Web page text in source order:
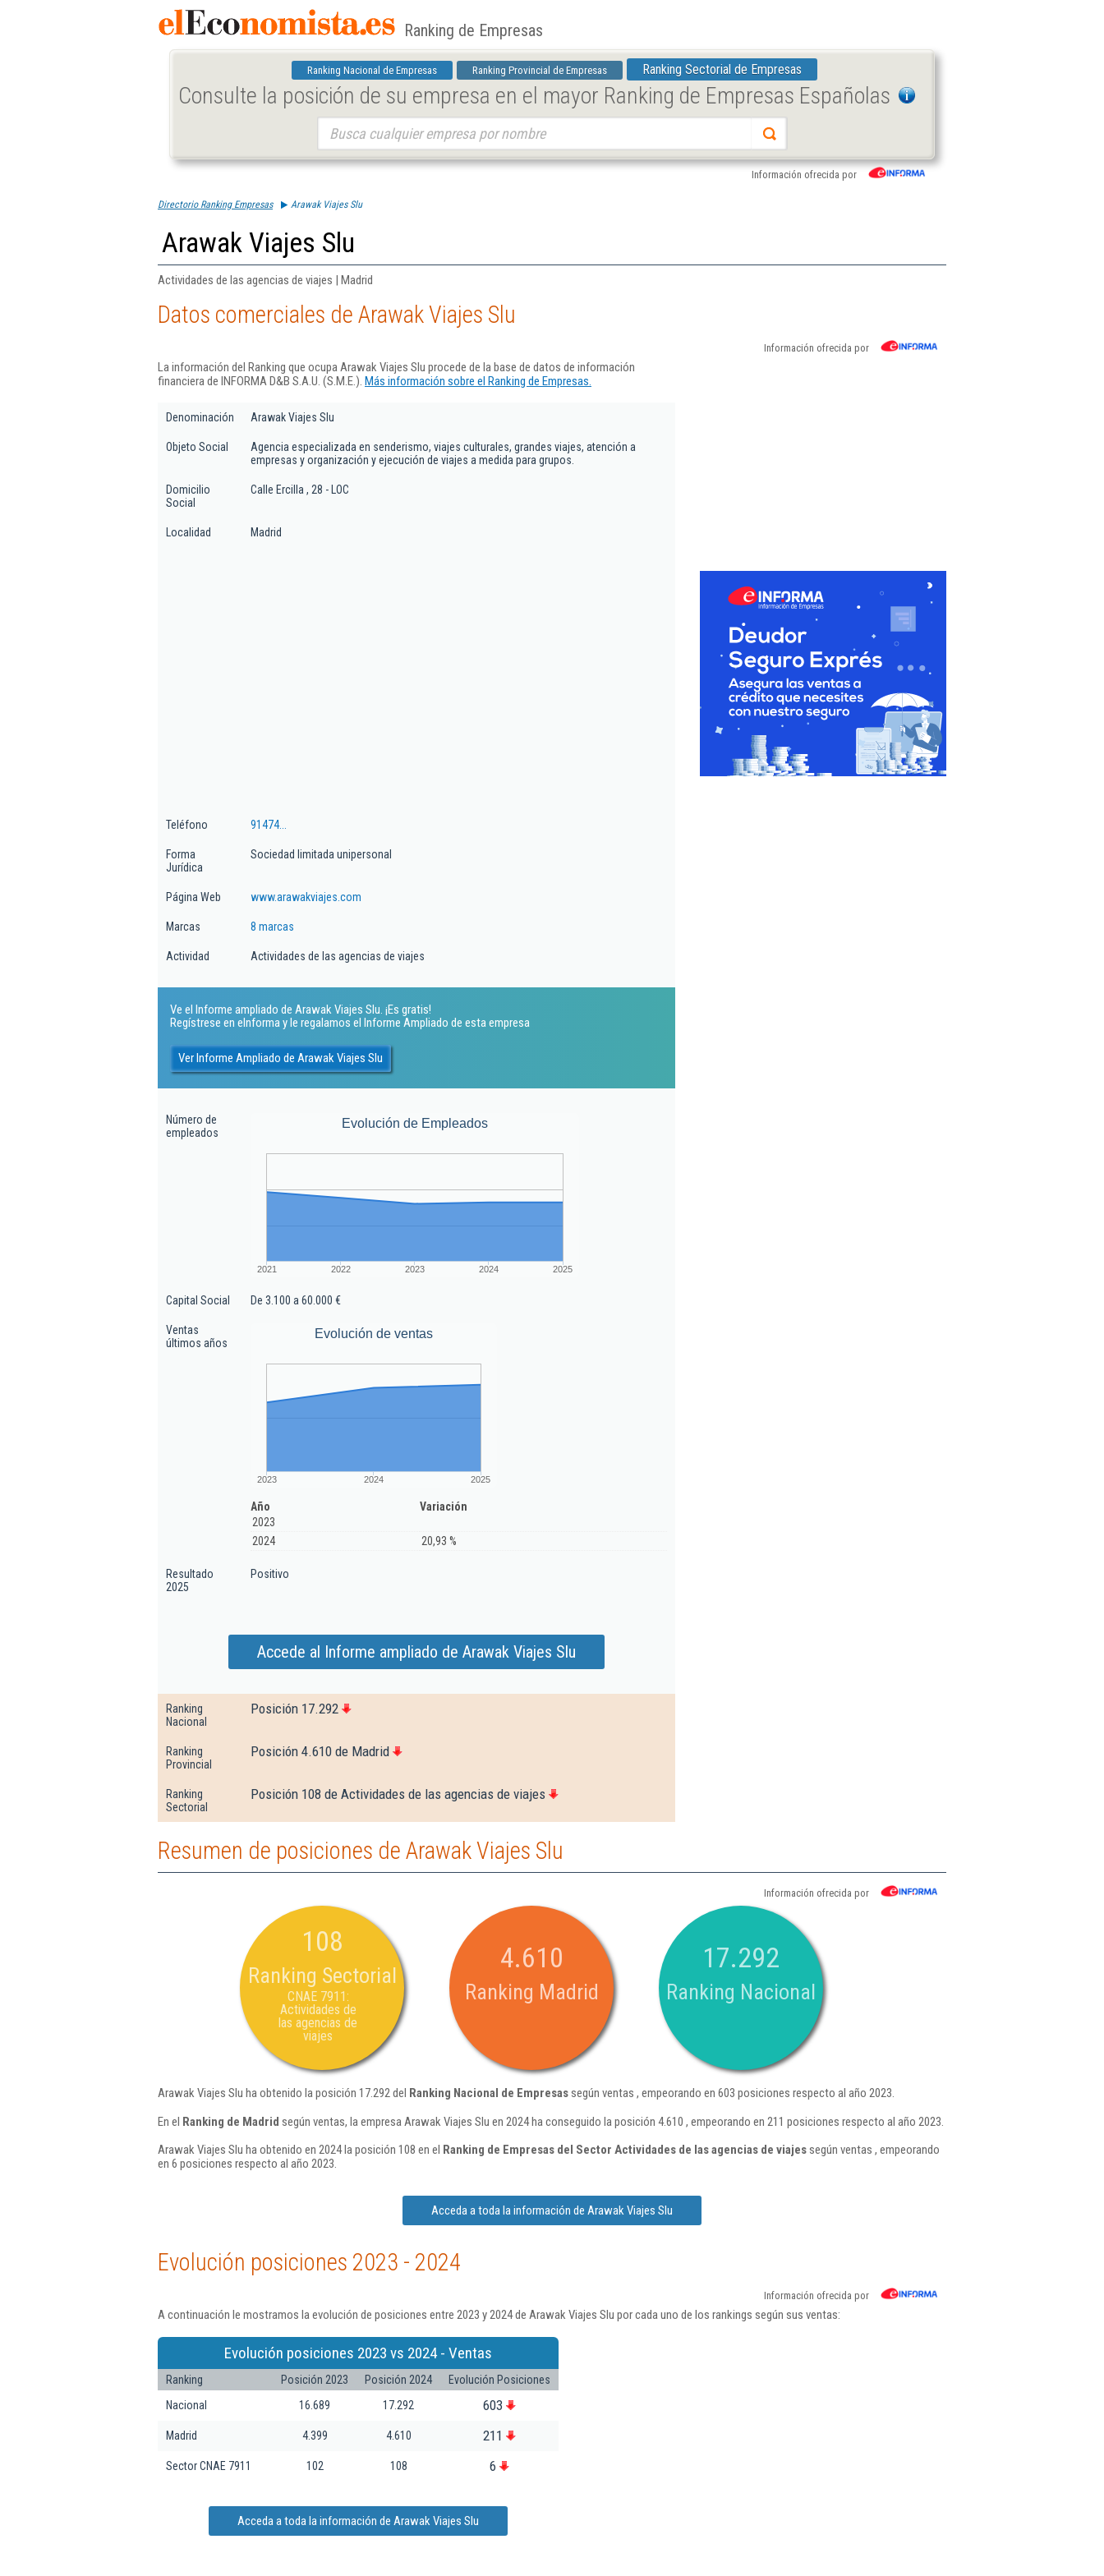
Ranking de Empresas
Ranking Nacional de Empresas Ranking Provincial de Empresas Ranking Sectorial de Empresas
Consulte la posición de su empresa en el mayor Ranking de Empresas Españolas
Información ofrecida por
Directorio Ranking Empresas Arawak Viajes Slu
Arawak Viajes Slu
Actividades de las agencias de viajes | Madrid
Datos comerciales de Arawak Viajes Slu
Información ofrecida por
La información del Ranking que ocupa Arawak Viajes Slu procede de la base de datos de información
financiera de INFORMA D&B S.A.U. (S.M.E.). Más información sobre el Ranking de Empresas.
Denominación Arawak Viajes Slu
Objeto Social
Agencia especializada en senderismo, viajes culturales, grandes viajes, atención a
empresas y organización y ejecución de viajes a medida para grupos.
Domicilio
Social
Calle Ercilla , 28 - LOC
Localidad Madrid
Teléfono 91474...
Forma
Jurídica
Sociedad limitada unipersonal
Página Web www.arawakviajes.com
Marcas 8 marcas
Actividad Actividades de las agencias de viajes
Ve el Informe ampliado de Arawak Viajes Slu. ¡Es gratis!
Regístrese en eInforma y le regalamos el Informe Ampliado de esta empresa
Ver Informe Ampliado de Arawak Viajes Slu
Número de
empleados
Evolución de Empleados
2021 2022 2023 2024 2025
Capital Social De 3.100 a 60.000 €
Ventas
últimos años
Evolución de ventas
2023 2024 2025
Año
Variación
2023
2024
20,93 %
Resultado
2025
Positivo
Accede al Informe ampliado de Arawak Viajes Slu
Ranking
Nacional
Posición 17.292
Ranking
Provincial
Posición 4.610 de Madrid
Ranking
Sectorial
Posición 108 de Actividades de las agencias de viajes
Resumen de posiciones de Arawak Viajes Slu
Información ofrecida por
108
Ranking Sectorial
CNAE 7911:
Actividades de
las agencias de
viajes
4.610
Ranking Madrid
17.292
Ranking Nacional
Arawak Viajes Slu ha obtenido la posición 17.292 del Ranking Nacional de Empresassegún ventas , empeorando en 603 posiciones respecto al año 2023.
En el Ranking de Madrid según ventas, la empresa Arawak Viajes Slu en 2024 ha conseguido la posición 4.610 , empeorando en 211 posiciones respecto al año 2023.
Arawak Viajes Slu ha obtenido en 2024 la posición 108 en el Ranking de Empresas del Sector Actividades de las agencias de viajessegún ventas , empeorando
en 6 posiciones respecto al año 2023.
Acceda a toda la información de Arawak Viajes Slu
Evolución posiciones 2023 - 2024
Información ofrecida por
A continuación le mostramos la evolución de posiciones entre 2023 y 2024 de Arawak Viajes Slu por cada uno de los rankings según sus ventas:
Evolución posiciones 2023 vs 2024 - Ventas
Ranking Posición 2023 Posición 2024
Evolución Posiciones
Nacional
16.689 17.292 603
Madrid 4.399 4.610 211
Sector CNAE 7911 102 108 6
Acceda a toda la información de Arawak Viajes Slu